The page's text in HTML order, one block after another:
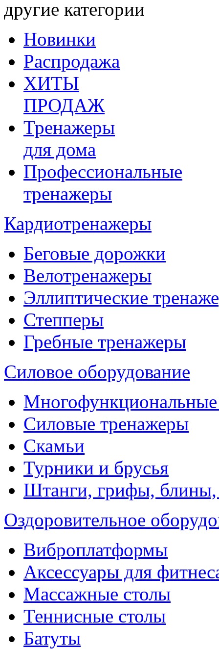
другие категории
Новинки
Распродажа
ХИТЫ
ПРОДАЖ
Тренажеры
для дома
Профессиональные
тренажеры
Кардиотренажеры
Беговые дорожки
Велотренажеры
Эллиптические
Степперы
Гребные тренажеры
Силовое оборудование
Силовые тренажеры
Скамьи
Турники и брусья
Штанги, грифы, блины,
Оздоровительное
Виброплатформы
Аксессуары для
Массажные столы
Теннисные столы
Батуты